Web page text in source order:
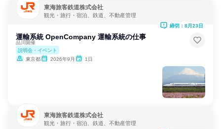
東海旅客鉄道株式会社
観光・旅行・宿泊、鉄道、不動産管理
運輸系統 OpenCompany 運輸系統の仕事
品川開催
説明会・イベント
東京都
2026年9月 1日
締切：8月23日
東海旅客鉄道株式会社
観光・旅行・宿泊、鉄道、不動産管理